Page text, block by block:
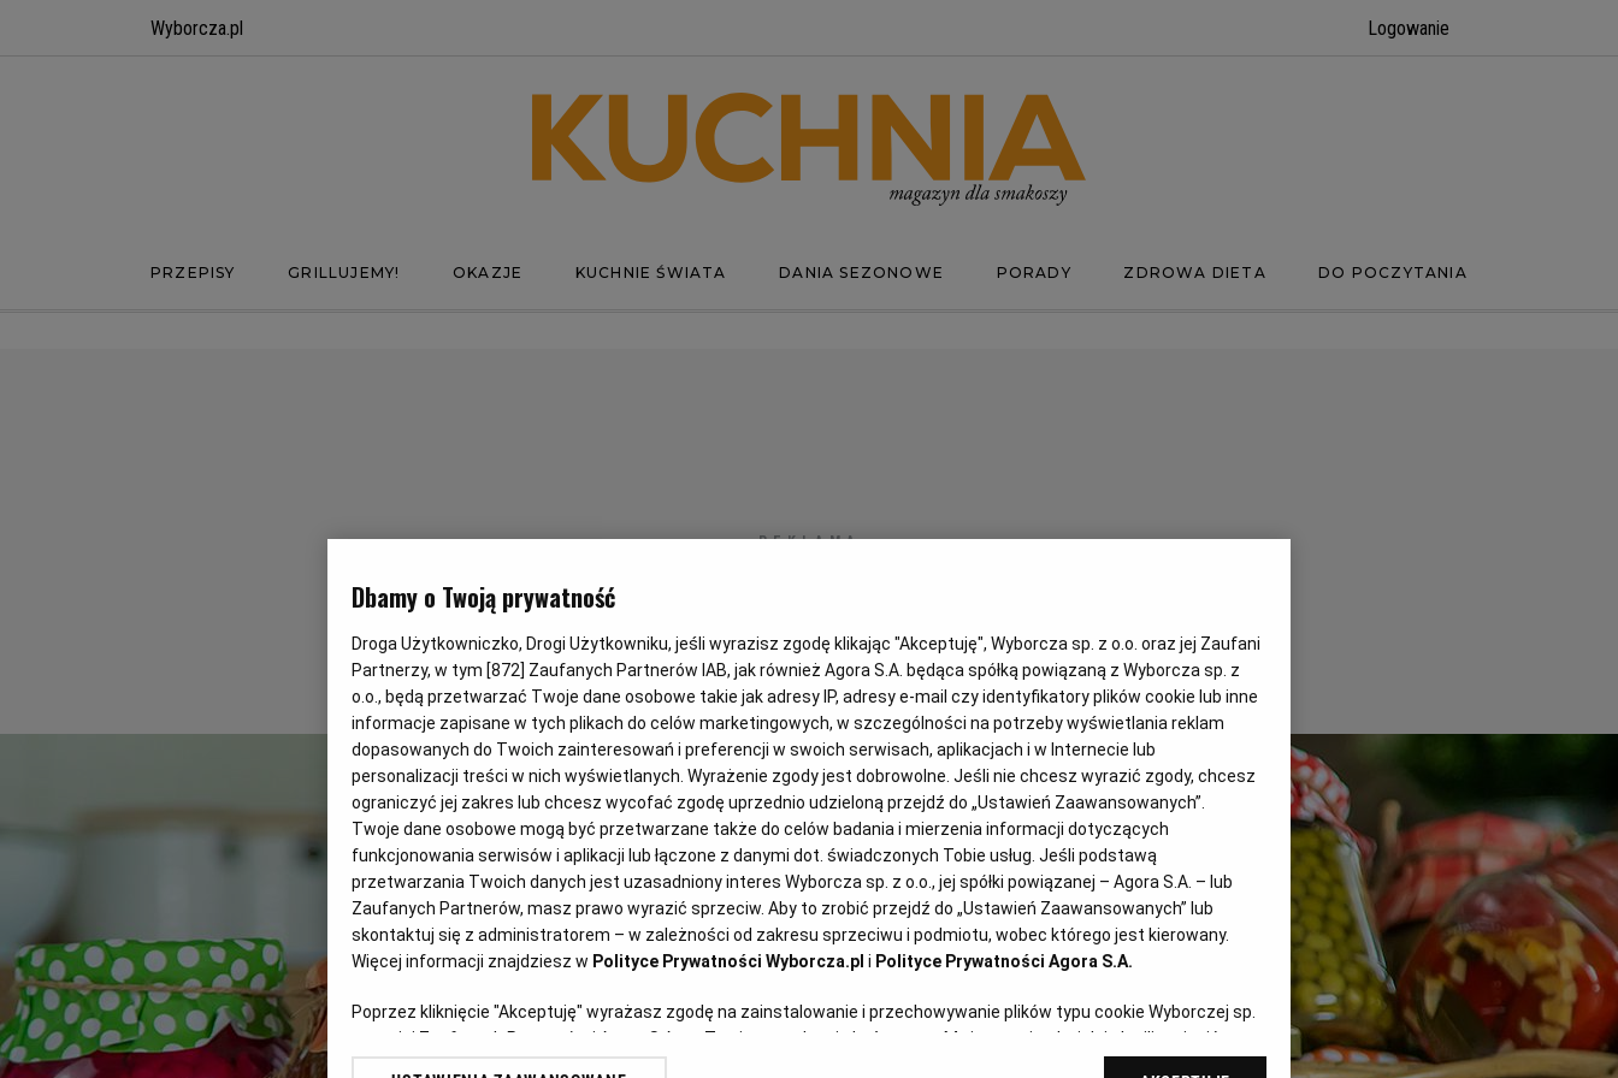
Wyborcza.pl Logowanie
PRZEPISY GRILLUJEMY! OKAZJE KUCHNIE ŚWIATA DANIA SEZONOWE PORADY ZDROWA DIETA DO POCZYTANIA
Dbamy o Twoją prywatność
Droga Użytkowniczko, Drogi Użytkowniku, jeśli wyrazisz zgodę klikając "Akceptuję", Wyborcza sp. z o.o. oraz jej Zaufani
Partnerzy, w tym [872] Zaufanych Partnerów IAB, jak również Agora S.A. będąca spółką powiązaną z Wyborcza sp. z
o.o., będą przetwarzać Twoje dane osobowe takie jak adresy IP, adresy e-mail czy identyfikatory plików cookie lub inne
informacje zapisane w tych plikach do celów marketingowych, w szczególności na potrzeby wyświetlania reklam
dopasowanych do Twoich zainteresowań i preferencji w swoich serwisach, aplikacjach i w Internecie lub
personalizacji treści w nich wyświetlanych. Wyrażenie zgody jest dobrowolne. Jeśli nie chcesz wyrazić zgody, chcesz
ograniczyć jej zakres lub chcesz wycofać zgodę uprzednio udzieloną przejdź do „Ustawień Zaawansowanych”.
Twoje dane osobowe mogą być przetwarzane także do celów badania i mierzenia informacji dotyczących
funkcjonowania serwisów i aplikacji lub łączone z danymi dot. świadczonych Tobie usług. Jeśli podstawą
przetwarzania Twoich danych jest uzasadniony interes Wyborcza sp. z o.o., jej spółki powiązanej – Agora S.A. – lub
Zaufanych Partnerów, masz prawo wyrazić sprzeciw. Aby to zrobić przejdź do „Ustawień Zaawansowanych” lub
skontaktuj się z administratorem – w zależności od zakresu sprzeciwu i podmiotu, wobec którego jest kierowany.
Więcej informacji znajdziesz w Polityce Prywatności Wyborcza.pl i Polityce Prywatności Agora S.A.
Poprzez kliknięcie "Akceptuję" wyrażasz zgodę na zainstalowanie i przechowywanie plików typu cookie Wyborczej sp.
z o. o. jej Zaufanych Partnerów i Agora S.A. na Twoim urządzeniu końcowym. Możesz też w każdej chwili zmienić
swoje preferencje dot. plików cookie, ponownie wywołując narzędzie do zarządzania Twoimi preferencjami dot.